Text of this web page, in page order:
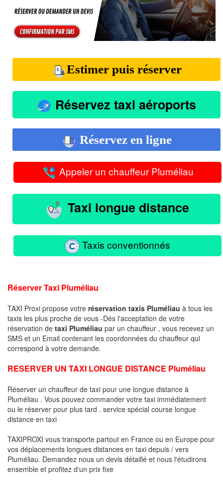
Estimer puis réserver
Réservez taxi aéroports
Réservez en ligne
Appeler un chauffeur Pluméliau
Taxi longue distance
Taxis conventionnés
Réserver Taxi Pluméliau
TAXI Proxi propose votre réservation taxis Pluméliau à tous les
taxis les plus proche de vous -Dés l'acceptation de votre
réservation de taxi Pluméliau par un chauffeur , vous recevez un
SMS et un Email contenant les coordonnées du chauffeur qui
correspond à votre demande.
RESERVER UN TAXI LONGUE DISTANCE Pluméliau
Réserver un chauffeur de taxi pour une longue distance à
Pluméliau . Vous pouvez commander votre taxi immédiatement
ou le réserver pour plus tard . service spécial course longue
distance en taxi
TAXIPROXI vous transporte partout en France ou en Europe pour
vos déplacements longues distances en taxi depuis / vers
Pluméliau. Demandez nous un devis détaillé et nous l'étudirons
ensemble et profitez d'un prix fixe